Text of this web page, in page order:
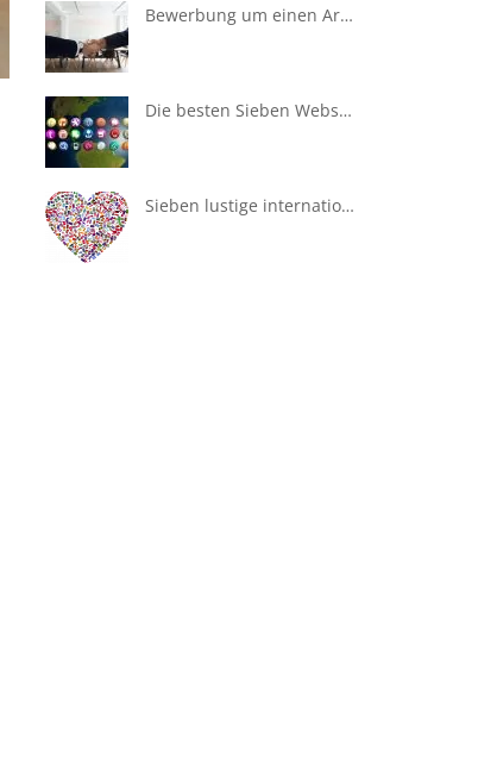
Bewerbung um einen Arbeitsplatz in Hamburg – Wichtige kulturelle Aspekte
Die besten Sieben Webseiten für Deutschlernende
Sieben lustige internationale Sprichwörter für Angeber